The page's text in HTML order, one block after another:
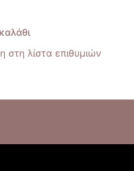
στη λίστα επιθυμιών